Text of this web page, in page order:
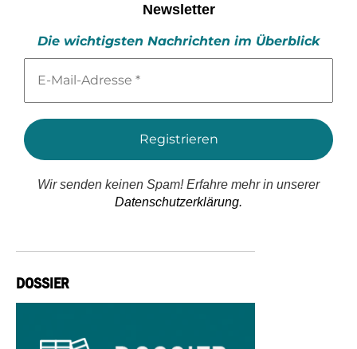
Newsletter
Die wichtigsten Nachrichten im Überblick
Mail-
*
Wir senden keinen Spam! Erfahre mehr in unserer
Datenschutzerklärung.
DOSSIER